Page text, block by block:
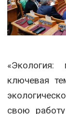
ключевая
свою